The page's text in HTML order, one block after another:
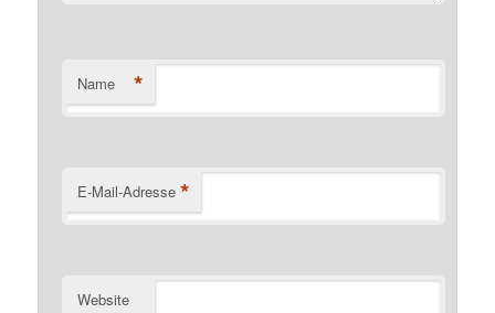
Name *
E-Mail-Adresse *
Website